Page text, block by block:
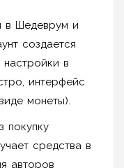
в Шедеврум и
создается
настройки в
интерфейс
монеты).
покупку
средства в
авторов